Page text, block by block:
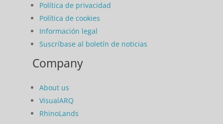
Política de privacidad
Política de cookies
Información legal
Suscríbase al boletín de noticias
Company
About us
VisualARQ
RhinoLands